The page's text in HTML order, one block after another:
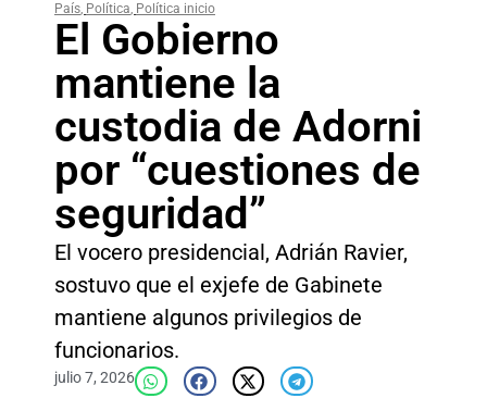
País, Política, Política inicio
El Gobierno
mantiene la
custodia de Adorni
por “cuestiones de
seguridad”
El vocero presidencial, Adrián Ravier,
sostuvo que el exjefe de Gabinete
mantiene algunos privilegios de
funcionarios.
julio 7, 2026